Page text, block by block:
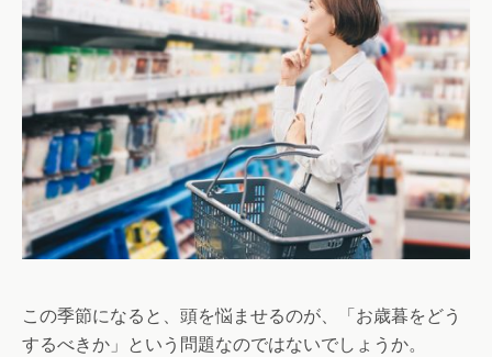
この季節になると、頭を悩ませるのが、「お歳暮をどう
するべきか」という問題なのではないでしょうか。